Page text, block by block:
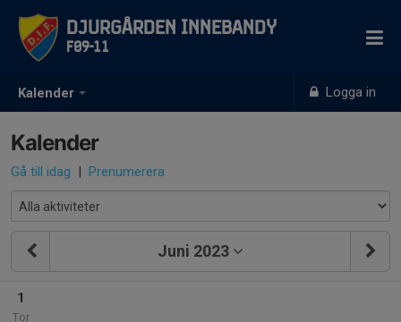
Kalender Logga in
Djurgården Innebandy
F09-11
Kalender
Gå till idag | Prenumerera
Juni 2023
1
Tor